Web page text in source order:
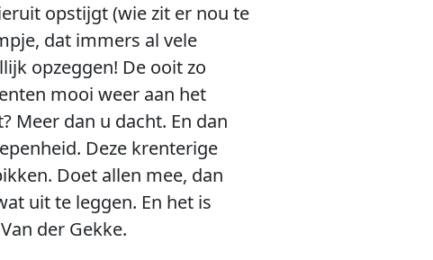
opstijgt (wie zit er nou te
dat immers al vele
opzeggen! De ooit zo
mooi weer aan het
Meer dan u dacht. En dan
Deze krenterige
Doet allen mee, dan
uit te leggen. En het is
der Gekke.